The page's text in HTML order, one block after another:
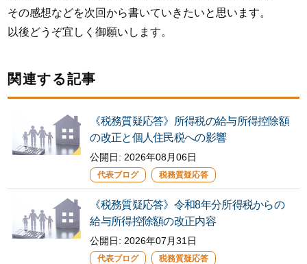
その感想などを次回から書いていきたいと思います。
以後どうぞ宜しく御願いします。
関連する記事
《税務質疑応答》所得税の給与所得控除額
の改正と個人住民税への影響
公開日: 2026年08月06日
代表ブログ 税務質疑応答
《税務質疑応答》令和8年分所得税からの
給与所得控除額の改正内容
公開日: 2026年07月31日
代表ブログ 税務質疑応答